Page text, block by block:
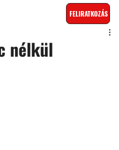
FELIRATKOZÁS
nélkül